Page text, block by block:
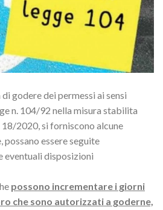
godere dei permessi ai sensi
n. 104/92 nella misura stabilita
18/2020, si forniscono alcune
possano essere seguite
eventuali disposizioni
possono incrementare i giorni
che sono autorizzati a goderne,